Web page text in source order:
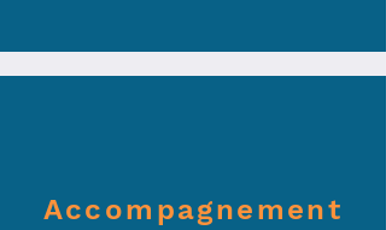
Accompagnement